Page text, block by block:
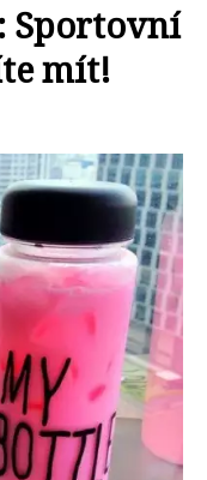
Sportovní
mít!